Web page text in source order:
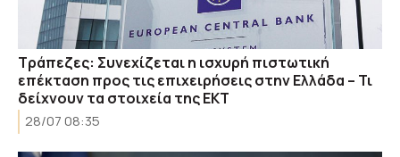
Τράπεζες: Συνεχίζεται η ισχυρή πιστωτική
επέκταση προς τις επιχειρήσεις στην Ελλάδα – Τι
δείχνουν τα στοιχεία της ΕΚΤ
28/07 08:35